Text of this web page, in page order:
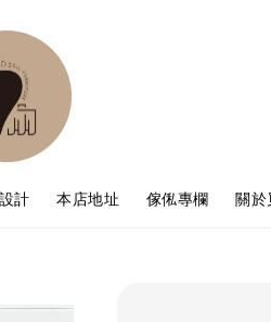
計 本店地址 傢俬專欄 關於